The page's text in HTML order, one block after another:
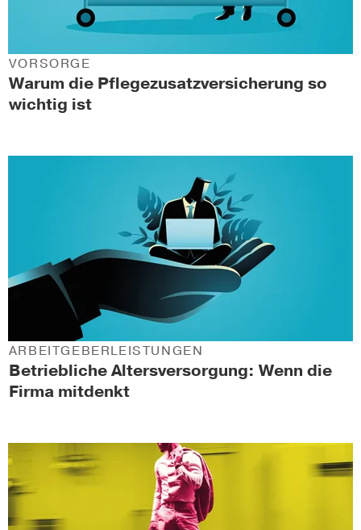
Warum die Pflegezusatzversicherung so
wichtig ist
VORSORGE
Betrieb­liche Altersversorgung: Wenn die
Firma mitdenkt
ARBEITGEBERLEISTUNGEN